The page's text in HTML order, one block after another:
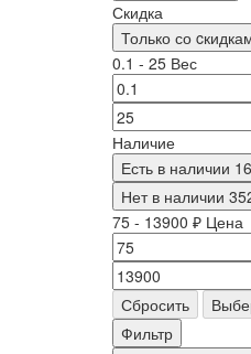
Скидка
Только со
0.1 - 25 Вес
Наличие
Есть в наличии
Нет в наличии
75 - 13900 ₽ Цена
Сбросить
Фильтр